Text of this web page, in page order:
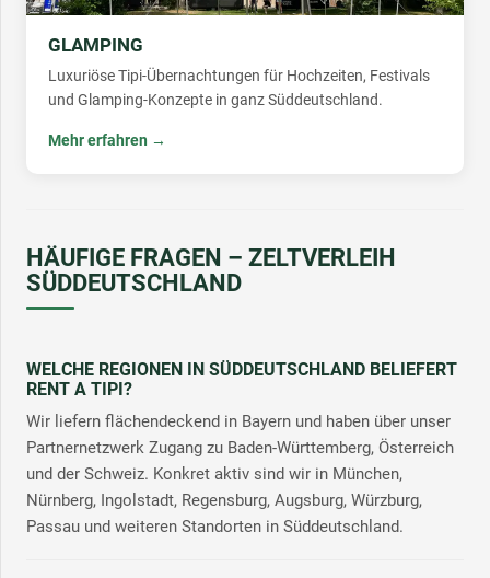
GLAMPING
Luxuriöse Tipi-Übernachtungen für Hochzeiten, Festivals
und Glamping-Konzepte in ganz Süddeutschland.
Mehr erfahren →
HÄUFIGE FRAGEN – ZELTVERLEIH
SÜDDEUTSCHLAND
WELCHE REGIONEN IN SÜDDEUTSCHLAND BELIEFERT
RENT A TIPI?
Wir liefern flächendeckend in Bayern und haben über unser
Partnernetzwerk Zugang zu Baden-Württemberg, Österreich
und der Schweiz. Konkret aktiv sind wir in München,
Nürnberg, Ingolstadt, Regensburg, Augsburg, Würzburg,
Passau und weiteren Standorten in Süddeutschland.